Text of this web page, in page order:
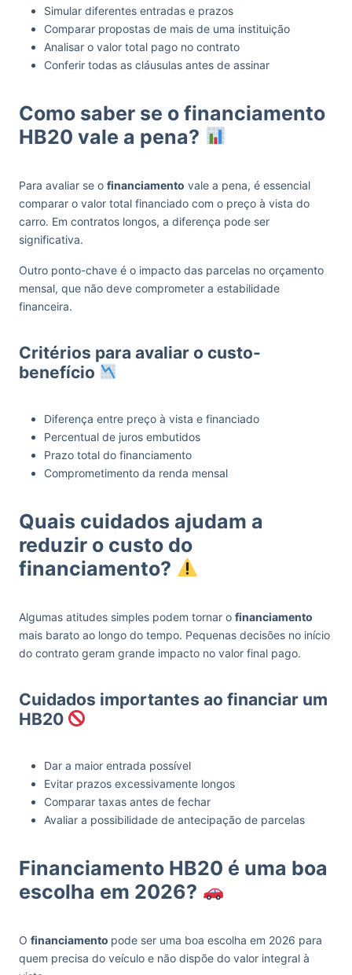
Simular diferentes entradas e prazos
Comparar propostas de mais de uma instituição
Analisar o valor total pago no contrato
Conferir todas as cláusulas antes de assinar
Como saber se o financiamento
HB20 vale a pena?
Para avaliar se o financiamento vale a pena, é essencial
comparar o valor total financiado com o preço à vista do
carro. Em contratos longos, a diferença pode ser
significativa.
Outro ponto-chave é o impacto das parcelas no orçamento
mensal, que não deve comprometer a estabilidade
financeira.
Critérios para avaliar o custo-
benefício
Diferença entre preço à vista e financiado
Percentual de juros embutidos
Prazo total do financiamento
Comprometimento da renda mensal
Quais cuidados ajudam a
reduzir o custo do
financiamento?
Algumas atitudes simples podem tornar o financiamento
mais barato ao longo do tempo. Pequenas decisões no início
do contrato geram grande impacto no valor final pago.
Cuidados importantes ao financiar um
HB20
Dar a maior entrada possível
Evitar prazos excessivamente longos
Comparar taxas antes de fechar
Avaliar a possibilidade de antecipação de parcelas
Financiamento HB20 é uma boa
escolha em 2026?
O financiamento pode ser uma boa escolha em 2026 para
quem precisa do veículo e não dispõe do valor integral à